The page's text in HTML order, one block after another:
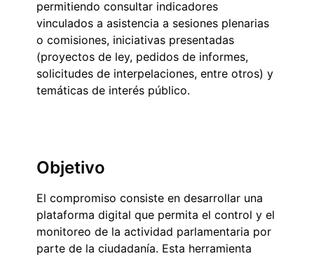
permitiendo consultar indicadores
vinculados a asistencia a sesiones plenarias
o comisiones, iniciativas presentadas
(proyectos de ley, pedidos de informes,
solicitudes de interpelaciones, entre otros) y
temáticas de interés público.
Objetivo
El compromiso consiste en desarrollar una
plataforma digital que permita el control y el
monitoreo de la actividad parlamentaria por
parte de la ciudadanía. Esta herramienta